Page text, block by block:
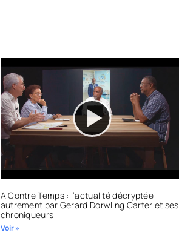
A Contre Temps : l’actualité décryptée
autrement par Gérard Dorwling Carter et ses
chroniqueurs
Voir »